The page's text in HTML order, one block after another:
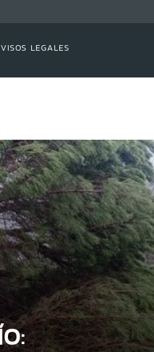
LEGALES